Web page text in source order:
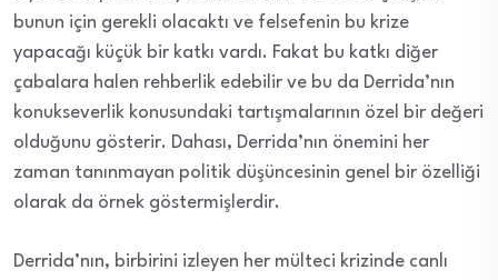
bunun için gerekli olacaktı ve felsefenin bu krize
yapacağı küçük bir katkı vardı. Fakat bu katkı diğer
çabalara halen rehberlik edebilir ve bu da Derrida’nın
konukseverlik konusundaki tartışmalarının özel bir değeri
olduğunu gösterir. Dahası, Derrida’nın önemini her
zaman tanınmayan politik düşüncesinin genel bir özelliği
olarak da örnek göstermişlerdir.
Derrida’nın, birbirini izleyen her mülteci krizinde canlı